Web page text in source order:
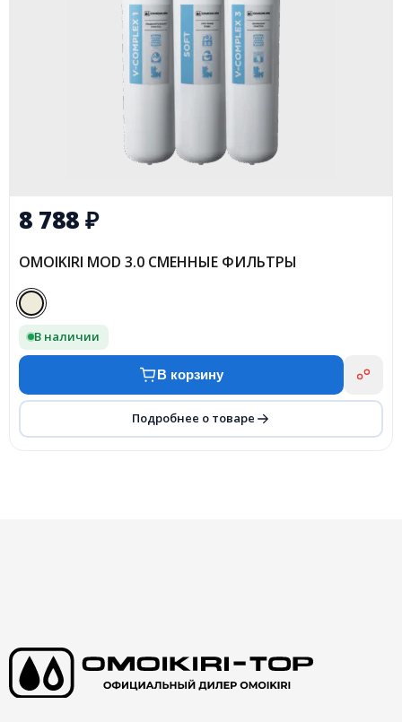
8 788₽
OMOIKIRI MOD 3.0 СМЕННЫЕ ФИЛЬТРЫ
В наличии
В корзину
Подробнее о товаре